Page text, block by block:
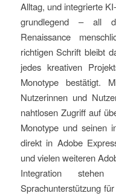
Alltag, und integrierte
grundlegend – all
Renaissance
richtigen Schrift bleibt
jedes kreativen
Monotype bestätigt.
Nutzerinnen und
nahtlosen Zugriff auf
Monotype und seinen
direkt in Adobe
und vielen weiteren
Integration
Sprachunterstützung